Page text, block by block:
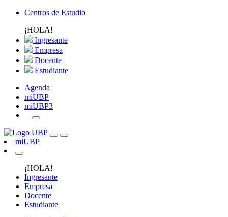
Centros de Estudio
¡HOLA!
Ingresante
Empresa
Docente
Estudiante
Agenda
miUBP
miUBP3
miUBP
¡HOLA!
Ingresante
Empresa
Docente
Estudiante